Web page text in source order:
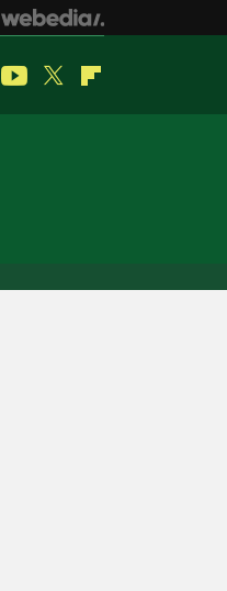
InstagramYoutube
Twitter